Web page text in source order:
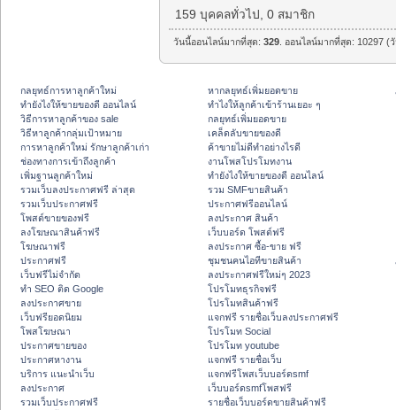
159 บุคคลทั่วไป, 0 สมาชิก
วันนี้ออนไลน์มากที่สุด:329 . ออนไลน์มากที่สุด: 10297
กลยุทธ์การหาลูกค้าใหม่
ทํายังไงให้ขายของดี ออนไลน์
วิธีการหาลูกค้าของ sale
วิธีหาลูกค้ากลุ่มเป้าหมาย
การหาลูกค้าใหม่ รักษาลูกค้าเก่า
ช่องทางการเข้าถึงลูกค้า
เพิ่มฐานลูกค้าใหม่
รวมเว็บลงประกาศฟรี ล่าสุด
รวมเว็บประกาศฟรี
โพสต์ขายของฟรี
ลงโฆษณาสินค้าฟรี
โฆษณาฟรี
ประกาศฟรี
เว็บฟรีไม่จำกัด
ทำ SEO ติด Google
ลงประกาศขาย
เว็บฟรียอดนิยม
โพสโฆษณา
ประกาศขายของ
ประกาศหางาน
บริการ แนะนำเว็บ
ลงประกาศ
รวมเว็บประกาศฟรี
หากลยุทธ์เพิ่มยอดขาย
ทําไงให้ลูกค้าเข้าร้านเยอะ ๆ
กลยุทธ์เพิ่มยอดขาย
เคล็ดลับขายของดี
ค้าขายไม่ดีทำอย่างไรดี
งานโพสโปรโมทงาน
ทํายังไงให้ขายของดี ออนไลน์
รวม SMFขายสินค้า
ประกาศฟรีออนไลน์
ลงประกาศ สินค้า
เว็บบอร์ด โพสต์ฟรี
ลงประกาศ ซื้อ-ขาย ฟรี
ชุมชนคนไอทีขายสินค้า
ลงประกาศฟรีใหม่ๆ 2023
โปรโมทธุรกิจฟรี
โปรโมทสินค้าฟรี
แจกฟรี รายชื่อเว็บลงประกาศฟรี
โปรโมท Social
โปรโมท youtube
แจกฟรี รายชื่อเว็บ
แจกฟรีโพสเว็บบอร์ดsmf
เว็บบอร์ดsmfโพสฟรี
รายชื่อเว็บบอร์ดขายสินค้าฟรี